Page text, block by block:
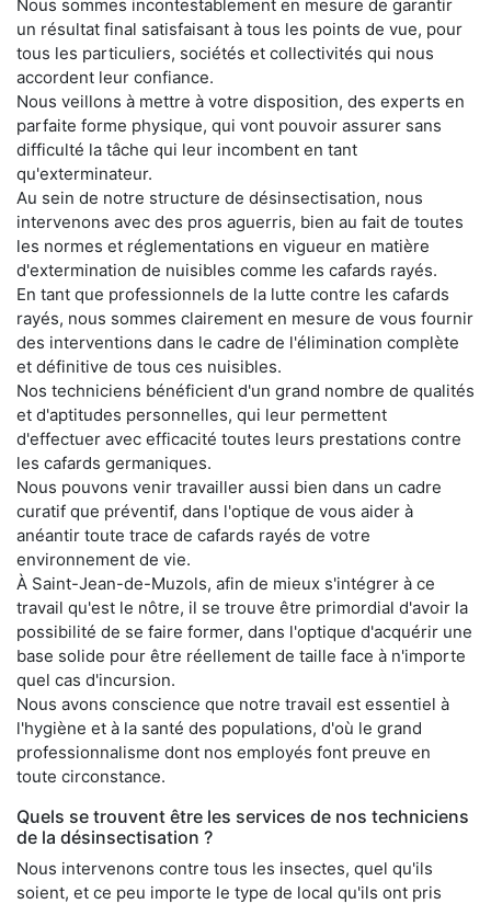
Nous sommes incontestablement en mesure de garantir
un résultat final satisfaisant à tous les points de vue, pour
tous les particuliers, sociétés et collectivités qui nous
accordent leur confiance.
Nous veillons à mettre à votre disposition, des experts en
parfaite forme physique, qui vont pouvoir assurer sans
difficulté la tâche qui leur incombent en tant
qu'exterminateur.
Au sein de notre structure de désinsectisation, nous
intervenons avec des pros aguerris, bien au fait de toutes
les normes et réglementations en vigueur en matière
d'extermination de nuisibles comme les cafards rayés.
En tant que professionnels de la lutte contre les cafards
rayés, nous sommes clairement en mesure de vous fournir
des interventions dans le cadre de l'élimination complète
et définitive de tous ces nuisibles.
Nos techniciens bénéficient d'un grand nombre de qualités
et d'aptitudes personnelles, qui leur permettent
d'effectuer avec efficacité toutes leurs prestations contre
les cafards germaniques.
Nous pouvons venir travailler aussi bien dans un cadre
curatif que préventif, dans l'optique de vous aider à
anéantir toute trace de cafards rayés de votre
environnement de vie.
À Saint-Jean-de-Muzols, afin de mieux s'intégrer à ce
travail qu'est le nôtre, il se trouve être primordial d'avoir la
possibilité de se faire former, dans l'optique d'acquérir une
base solide pour être réellement de taille face à n'importe
quel cas d'incursion.
Nous avons conscience que notre travail est essentiel à
l'hygiène et à la santé des populations, d'où le grand
professionnalisme dont nos employés font preuve en
toute circonstance.
Quels se trouvent être les services de nos techniciens
de la désinsectisation ?
Nous intervenons contre tous les insectes, quel qu'ils
soient, et ce peu importe le type de local qu'ils ont pris